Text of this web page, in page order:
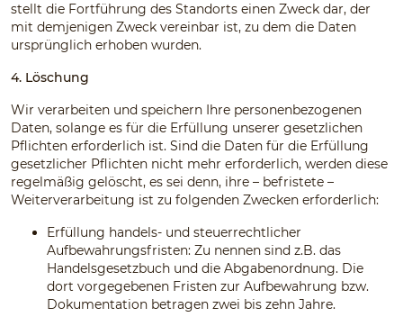
stellt die Fortführung des Standorts einen Zweck dar, der
mit demjenigen Zweck vereinbar ist, zu dem die Daten
ursprünglich erhoben wurden.
4. Löschung
Wir verarbeiten und speichern Ihre personenbezogenen
Daten, solange es für die Erfüllung unserer gesetzlichen
Pflichten erforderlich ist. Sind die Daten für die Erfüllung
gesetzlicher Pflichten nicht mehr erforderlich, werden diese
regelmäßig gelöscht, es sei denn, ihre – befristete –
Weiterverarbeitung ist zu folgenden Zwecken erforderlich:
Erfüllung handels- und steuerrechtlicher
Aufbewahrungsfristen: Zu nennen sind z.B. das
Handelsgesetzbuch und die Abgabenordnung. Die
dort vorgegebenen Fristen zur Aufbewahrung bzw.
Dokumentation betragen zwei bis zehn Jahre.